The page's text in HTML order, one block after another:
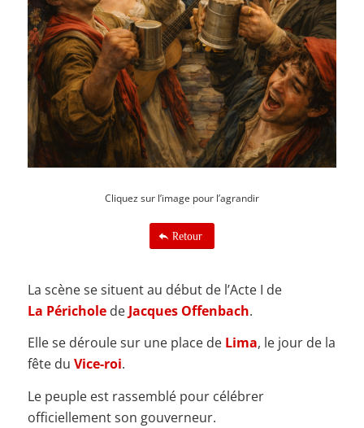
Cliquez sur l’image pour l’agrandir
Retour
La scène se situent au début de l’Acte I de
La Péricholede Jacques Offenbach.
Elle se déroule sur une place de Lima, le jour de la
fête du Vice-roi.
Le peuple est rassemblé pour célébrer
officiellement son gouverneur.